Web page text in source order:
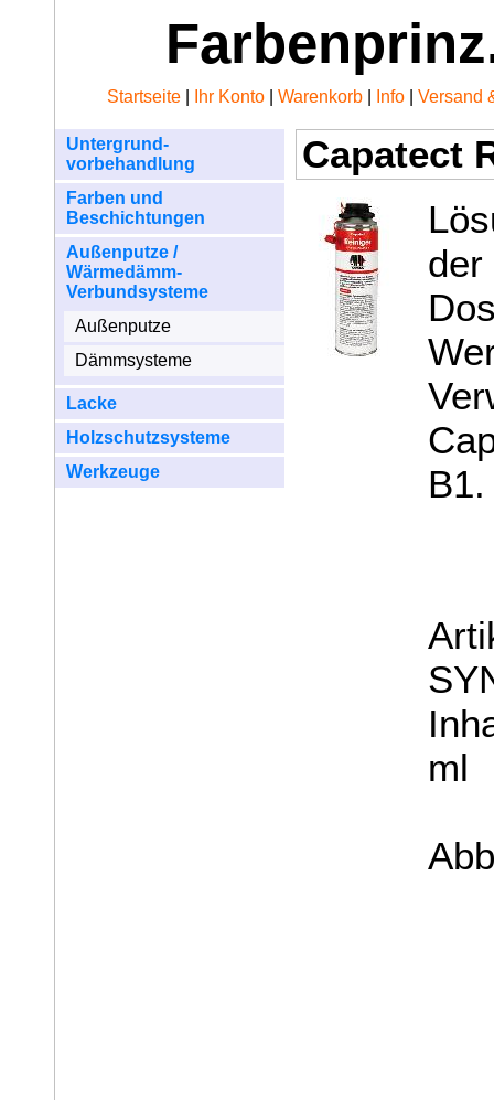
Startseite Ihr Konto Warenkorb Info Versand
Untergrund-
vorbehandlung
Farben und
Beschichtungen
Außenputze /
Wärmedämm-
Verbundsysteme
Außenputze
Dämmsysteme
Lacke
Holzschutzsysteme
Werkzeuge
Capatect
B1.
ml